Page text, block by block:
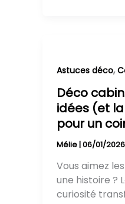
Astuces déco,
Déco
idées (et
pour un
Mélie|06/01/2026
Vous aimez
une histoire ?
curiosité
de
curiosité
17
idées
(et
méthode
simple)
pour